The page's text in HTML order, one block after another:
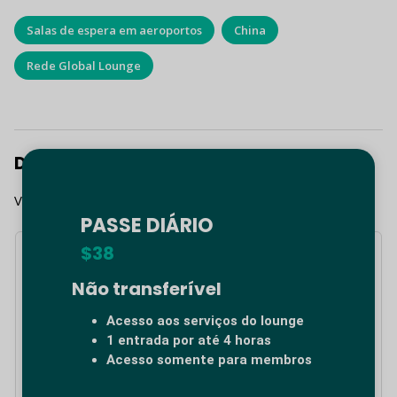
Salas de espera em aeroportos China
Rede Global Lounge
Deixe um comentário
Você precisa fazer o
Publicações recentes
with a New Premium Lounge in SJU Airport (Terminal B)
Salas VIP em aeroportos: por que os viajantes em 2026
PASSE DIÁRIO
$38
Não transferível
Acesso aos serviços do lounge
1 entrada por até 4 horas
Acesso somente para membros